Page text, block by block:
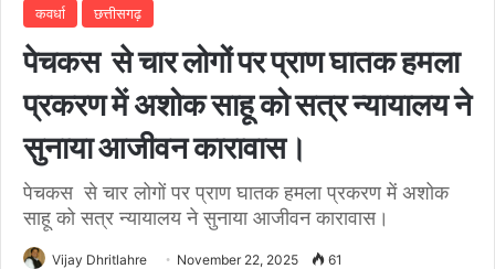
कवर्धा छत्तीसगढ़
पेचकस से चार लोगों पर प्राण घातक हमला
प्रकरण में अशोक साहू को सत्र न्यायालय ने
सुनाया आजीवन कारावास।
पेचकस से चार लोगों पर प्राण घातक हमला प्रकरण में अशोक
साहू को सत्र न्यायालय ने सुनाया आजीवन कारावास।
Vijay Dhritlahre November 22, 2025 61